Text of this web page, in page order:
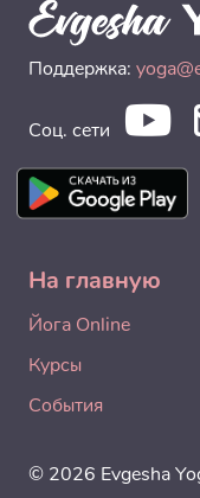
Поддержка:
Соц. сети
На главную
Йога Online
Курсы
События
© 2026 Evgesha